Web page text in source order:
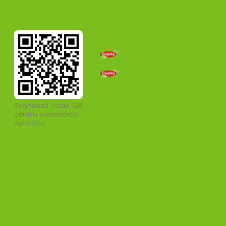
Scanează codul QR
pentru a descărca
aplicația